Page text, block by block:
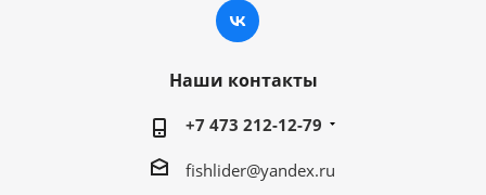
Наши контакты
+7 473 212-12-79
fishlider@yandex.ru